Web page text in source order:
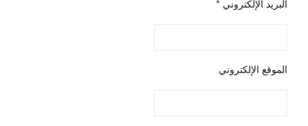
البريد الإلكتروني *
الموقع الإلكتروني